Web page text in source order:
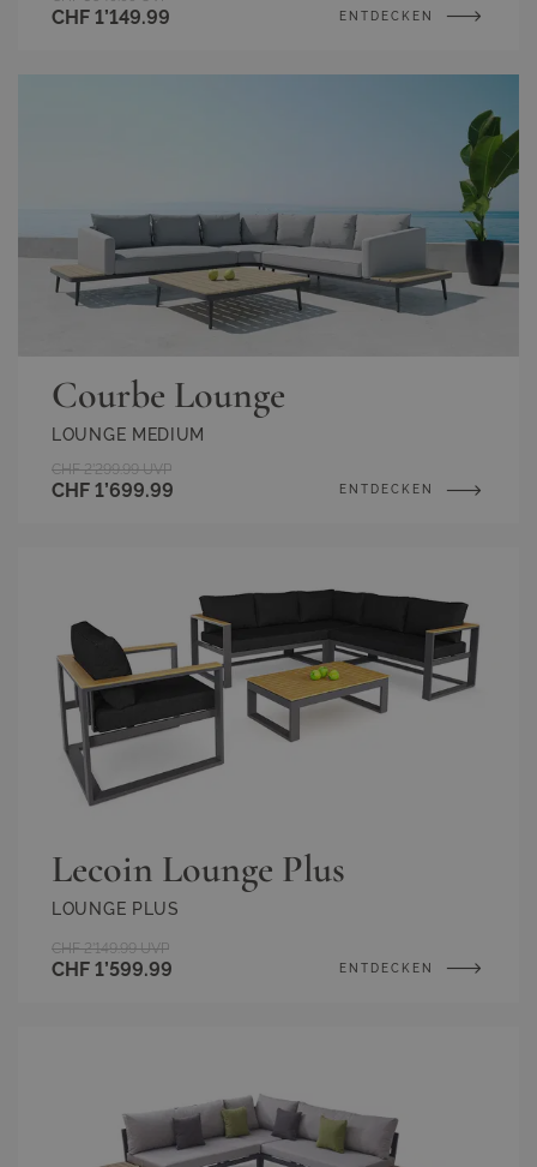
CHF 1’149.99 ENTDECKEN
Courbe Lounge
LOUNGE MEDIUM
CHF 1’699.99
CHF 2’299.99 UVP
ENTDECKEN
Lecoin Lounge Plus
LOUNGE PLUS
CHF 1’599.99
CHF 2’149.99 UVP
ENTDECKEN